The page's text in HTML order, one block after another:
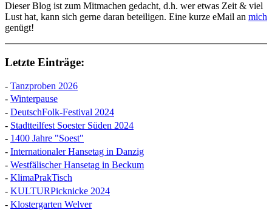
Dieser Blog ist zum Mitmachen gedacht, d.h. wer etwas Zeit & viel
Lust hat, kann sich gerne daran beteiligen. Eine kurze eMail an mich
genügt!
Letzte Einträge:
- Tanzproben 2026
- Winterpause
- DeutschFolk-Festival 2024
- Stadtteilfest Soester Süden 2024
- 1400 Jahre "Soest"
- Internationaler Hansetag in Danzig
- Westfälischer Hansetag in Beckum
- KlimaPrakTisch
- KULTURPicknicke 2024
- Klostergarten Welver